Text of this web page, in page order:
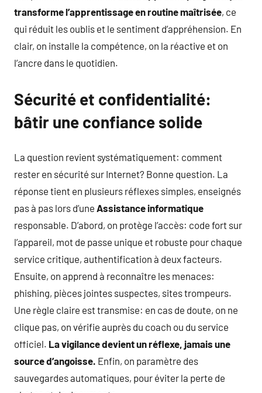
transforme l’apprentissage en routine maîtrisée, ce
qui réduit les oublis et le sentiment d’appréhension. En
clair, on installe la compétence, on la réactive et on
l’ancre dans le quotidien.
Sécurité et confidentialité:
bâtir une confiance solide
La question revient systématiquement: comment
rester en sécurité sur Internet? Bonne question. La
réponse tient en plusieurs réflexes simples, enseignés
pas à pas lors d’une Assistance informatique
responsable. D’abord, on protège l’accès: code fort sur
l’appareil, mot de passe unique et robuste pour chaque
service critique, authentification à deux facteurs.
Ensuite, on apprend à reconnaître les menaces:
phishing, pièces jointes suspectes, sites trompeurs.
Une règle claire est transmise: en cas de doute, on ne
clique pas, on vérifie auprès du coach ou du service
officiel. La vigilance devient un réflexe, jamais une
source d’angoisse. Enfin, on paramètre des
sauvegardes automatiques, pour éviter la perte de